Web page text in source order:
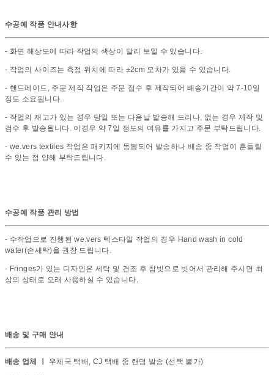
수공예 작품 안내사항
- 화면 해상도에 따라 작업의 색상이 달리 보일 수 있습니다.
- 작업의 사이즈는 측정 위치에 따라 ±2cm 오차가 있을 수 있습니다.
- 핸드메이드, 주문 제작 작업은 주문 접수 후 제작되어 배송기간이 약 7-10일
정도 소요됩니다.
- 작업의 재고가 있는 경우 당일 또는 다음날 발송해 드리나, 없는 경우 제작 및
검수 후 발송됩니다. 이경우 약 7일 정도의 여유를 가지고 주문 부탁드립니다.
- we.vers textiles 작업은 패키지에 동봉되어 발송하나 배송 중 작업이 흔들릴
수 있는 점 양해 부탁드립니다.
수공예 작품 관리 방법
- 수작업으로 진행된 we.vers 텍스타일 작업의 경우 Hand wash in cold
water(손세탁)을 권장 드립니다.
- Fringes가 있는 디자인은 세탁 및 건조 후 참빗으로 빗어서 관리해 주시면 최
상의 상태로 오래 사용하실 수 있습니다.
배송 및 구매 안내
배송 업체 ㅣ 우체국 택배, CJ 택배 중 랜덤 발송 (선택 불가)